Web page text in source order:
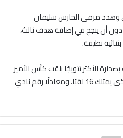
وهدد مرمى الحارس سليمان
دون أن ينجح في إضافة هدف ثالث،
نظيفة.
الأكثر تتويجًا بلقب كأس الأمير
برصيد 17 لقبًا، متجاوزًا العربي الذي يمتلك 16 لقبًا، ومعادلًا رقم نادي